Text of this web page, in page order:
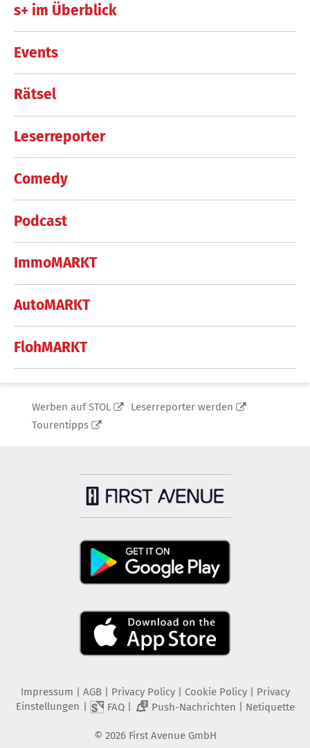
s+ im Überblick
Events
Rätsel
Leserreporter
Comedy
Podcast
ImmoMARKT
AutoMARKT
FlohMARKT
Werben auf STOL
Leserreporter werden
Tourentipps
Impressum | AGB | Privacy Policy| Cookie Policy| Privacy
Einstellungen | FAQ| 2 Push-Nachrichten | Netiquette
© 2026 First Avenue GmbH